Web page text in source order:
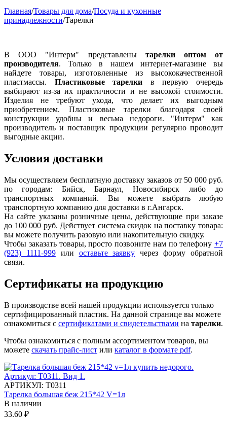
Главная/Товары для дома/Посуда и кухонные
принадлежности/Тарелки
В ООО "Интерм" представлены тарелки оптом от
производителя. Только в нашем интернет-магазине вы
найдете товары, изготовленные из высококачественной
пластмассы. Пластиковые тарелки
в первую очередь
выбирают из-за их практичности и не высокой стоимости.
Изделия не требуют ухода, что делает их выгодным
приобретением. Пластиковые тарелки благодаря своей
конструкции удобны и весьма недороги. "Интерм" как
производитель и поставщик продукции регулярно проводит
выгодные акции.
Условия доставки
Мы осуществляем бесплатную доставку заказов от 50 000 руб.
по городам: Бийск, Барнаул, Новосибирск либо до
транспортных компаний. Вы можете выбрать любую
транспортную компанию для доставки в г.Ангарск.
На сайте указаны розничные цены, действующие при заказе
до 100 000 руб. Действует система скидок на поставку товара:
вы можете получить разовую или накопительную скидку.
Чтобы заказать товары, просто позвоните нам по телефону +7
(923) 1111-999или оставьте заявку
через форму обратной
связи.
Сертификаты на продукцию
В производстве всей нашей продукции используется только
сертифицированный пластик. На данной странице вы можете
ознакомиться с сертификатами и свидетельствами на тарелки.
Чтобы ознакомиться с полным ассортиментом товаров, вы
можете скачать прайс-лист или каталог в формате pdf.
АРТИКУЛ: Т0311
Тарелка большая беж 215*42 V=1л
В наличии
33.60 ₽